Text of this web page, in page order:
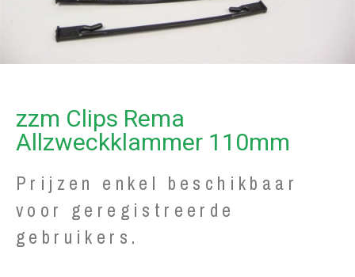
zzm Clips Rema
Allzweckklammer 110mm
Prijzen enkel beschikbaar
voor geregistreerde
gebruikers.